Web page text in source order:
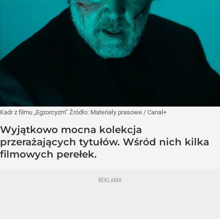
Kadr z filmu „Egzorcyzm” Źródło: Materiały prasowe / Canal+
Wyjątkowo mocna kolekcja
przerażających tytułów. Wśród nich kilka
filmowych perełek.